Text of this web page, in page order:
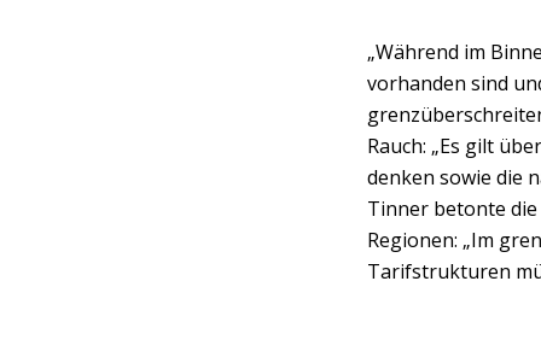
„Während im
vorhanden sind
Rauch: „Es gilt
denken sowie die
Tinner betonte
Regionen: „Im
Tarifstrukturen